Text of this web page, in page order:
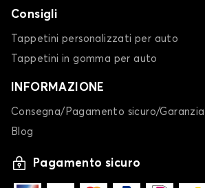
Consigli
Tappetini personalizzati per auto
Tappetini in gomma per auto
INFORMAZIONE
Consegna/Pagamento sicuro/Garanzia
Blog
Pagamento sicuro